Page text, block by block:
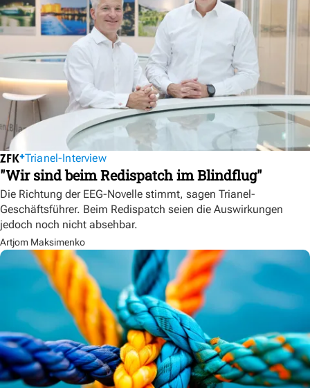
Trianel-Interview
"Wir sind beim Redispatch im Blindflug"
Die Richtung der EEG-Novelle stimmt, sagen Trianel-
Geschäftsführer. Beim Redispatch seien die Auswirkungen
jedoch noch nicht absehbar.
Artjom Maksimenko